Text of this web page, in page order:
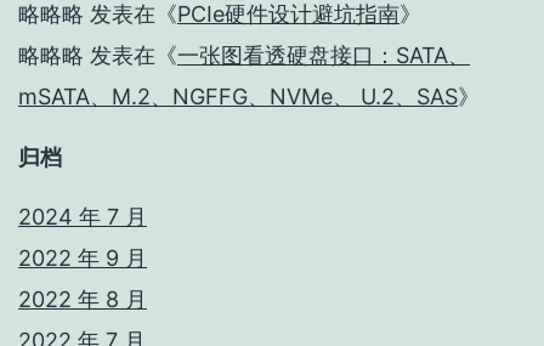
略略略 发表在《PCIe硬件设计避坑指南》
略略略 发表在《一张图看透硬盘接口：SATA、
mSATA、M.2、NGFFG、NVMe、 U.2、SAS》
归档
2024 年 7 月
2022 年 9 月
2022 年 8 月